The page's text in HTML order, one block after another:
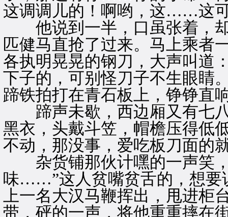
这调调儿的！啊哟，这……这
他说到一半，口虽张着，却
匹健马直抢了过来。马上乘者
各执明晃晃的钢刀，大声叫道
下子的，可别怪刀子不生眼睛
蹄铁拍打在青石板上，铮铮直
蹄声未歇，西边厢又有七八
黑衣，头戴斗笠，帽檐压得低
不动，那没事，爱吃板刀面的
杂货铺那伙计嘿的一声笑，
味……”这人贫嘴贫舌的，想要
上一名大汉马鞭挥出，甩进柜
带，砰的一声，将他重重摔在